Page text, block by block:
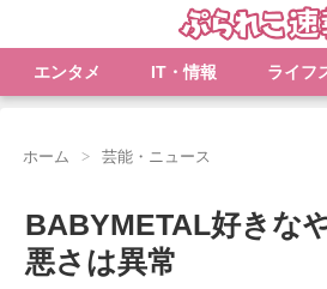
エンタメ IT・情報 ライフ
ホーム 芸能・ニュース
BABYMETAL好きな
悪さは異常